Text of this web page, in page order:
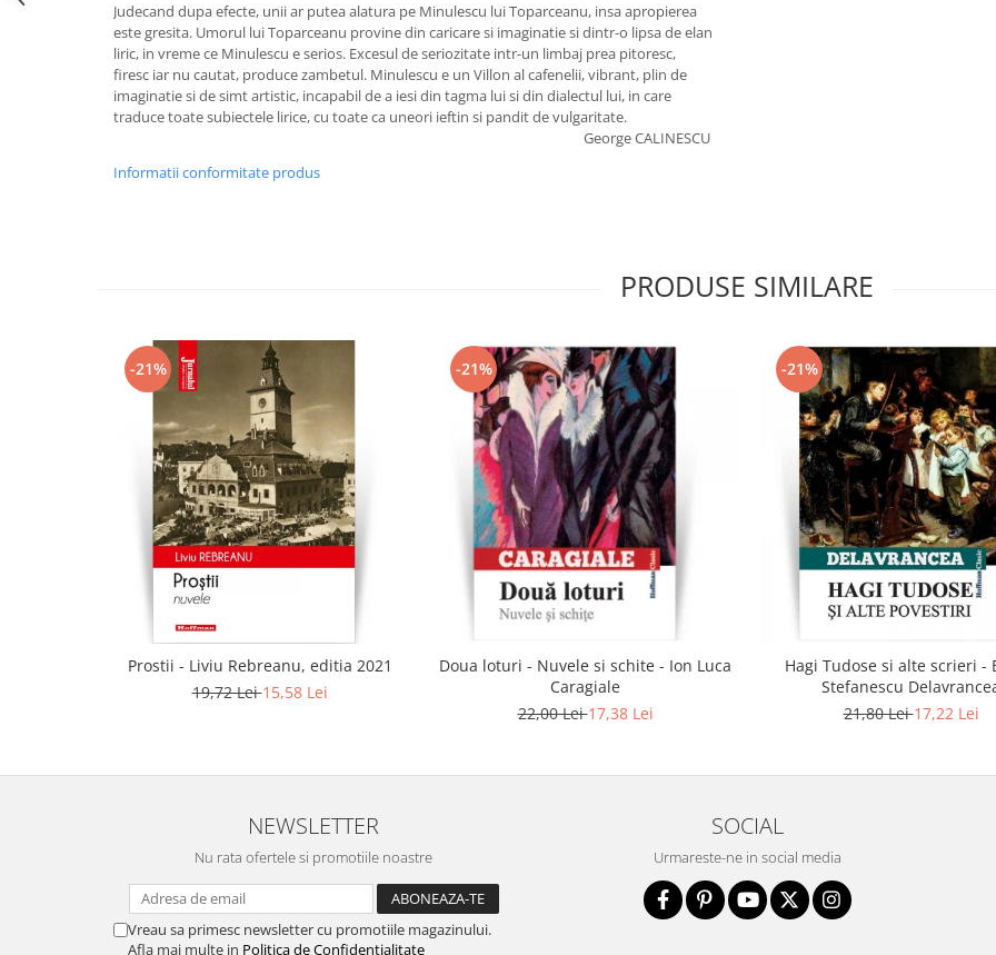
Judecand dupa efecte, unii ar putea alatura pe Minulescu lui Toparceanu, insa apropierea
este gresita. Umorul lui Toparceanu provine din caricare si imaginatie si dintr-o lipsa de elan
liric, in vreme ce Minulescu e serios. Excesul de seriozitate intr-un limbaj prea pitoresc,
firesc iar nu cautat, produce zambetul. Minulescu e un Villon al cafenelii, vibrant, plin de
imaginatie si de simt artistic, incapabil de a iesi din tagma lui si din dialectul lui, in care
traduce toate subiectele lirice, cu toate ca uneori ieftin si pandit de vulgaritate.
George CALINESCU
Informatii conformitate produs
PRODUSE SIMILARE
-21%
Prostii - Liviu Rebreanu, editia 2021
19,72 Lei15,58 Lei
-21%
Doua loturi - Nuvele si schite - Ion Luca
Caragiale
22,00 Lei17,38 Lei
-21%
Hagi Tudose si alte scrieri -
Stefanescu
21,80 Lei17,22 Lei
NEWSLETTER
Nu rata ofertele si promotiile noastre
Vreau sa primesc newsletter cu promotiile magazinului.
Afla mai multe in Politica de Confidentialitate
SOCIAL
Urmareste-ne in social media